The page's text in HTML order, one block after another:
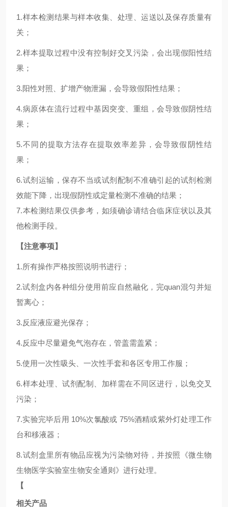
1.样本检测结果与样本收集、处理、运送以及保存质量有
关；
2.样本提取过程中没有控制好交叉污染，会出现假阳性结
果；
3.阳性对照、扩增产物泄漏，会导致假阳性结果；
4.病原体在流行过程中基因突变、重组，会导致假阴性结
果；
5.不同的提取方法存在提取效率差异，会导致假阴性结
果；
6.试剂运输，保存不当或试剂配制不准确引起的试剂检测
效能下降，出现假阴性或定量检测不准确的结果；
7.本检测结果仅供参考，如须确诊请结合临床症状以及其
他检测手段。
【注意事项】
1.所有操作严格按照说明书进行；
2.试剂盒内各种组分使用前应自然融化，完quan混匀并短
暂离心；
3.反应液应避光保存；
4.反应中尽量避免气泡存在，管盖需盖紧；
5.使用一次性吸头、一次性手套和各区专用工作服；
6.样本处理、试剂配制、加样需在不同区进行，以免交叉
污染；
7.实验完毕后用 10%次氯酸或 75%酒精或紫外灯处理工作
台和移液器；
8.试剂盒里所有物品应视为污染物对待，并按照《微生物
生物医学实验室生物安全通则》进行处理。
【
相关产品